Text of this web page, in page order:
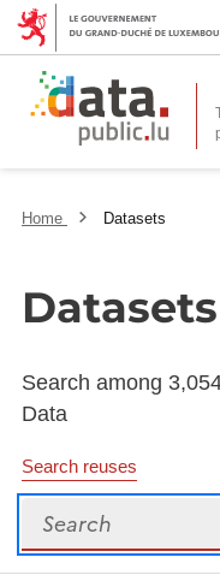
Home Datasets
Datasets
Search among
Data
Search reuses
Search